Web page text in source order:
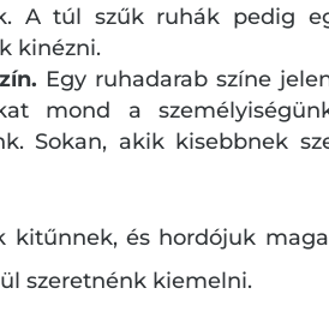
A túl szűk ruhák pedig
kinézni.
Egy ruhadarab színe
mond a
Sokan, akik kisebbnek
kitűnnek, és hordójuk
szeretnénk kiemelni.